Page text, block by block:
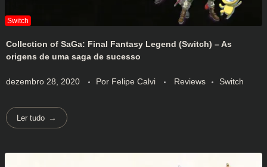
Collection of SaGa: Final Fantasy Legend (Switch) – As
origens de uma saga de sucesso
dezembro 28, 2020 Por Felipe Calvi Reviews Switch
Ler tudo